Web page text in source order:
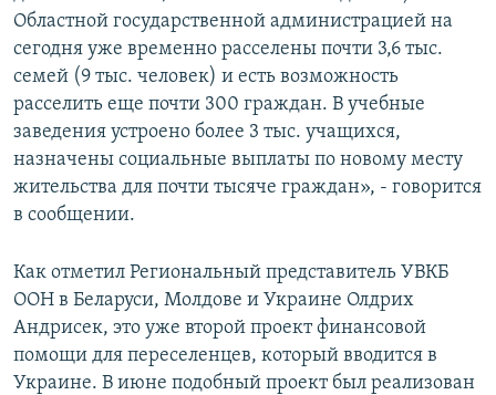
Областной государственной администрацией на
сегодня уже временно расселены почти 3,6 тыс.
семей (9 тыс. человек) и есть возможность
расселить еще почти 300 граждан. В учебные
заведения устроено более 3 тыс. учащихся,
назначены социальные выплаты по новому месту
жительства для почти тысяче граждан», - говорится
в сообщении.
Как отметил Региональный представитель УВКБ
ООН в Беларуси, Молдове и Украине Олдрих
Андрисек, это уже второй проект финансовой
помощи для переселенцев, который вводится в
Украине. В июне подобный проект был реализован